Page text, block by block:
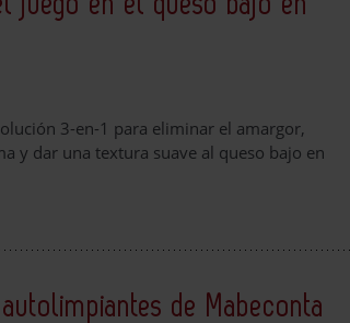
3-en-1 para eliminar el amargor,
y dar una textura suave al queso bajo en
de Mabeconta